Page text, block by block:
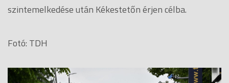
szintemelkedése után Kékestetőn érjen célba.
Fotó: TDH